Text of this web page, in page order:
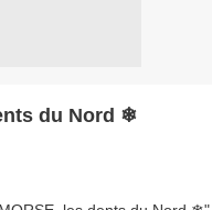
du Nord ❄